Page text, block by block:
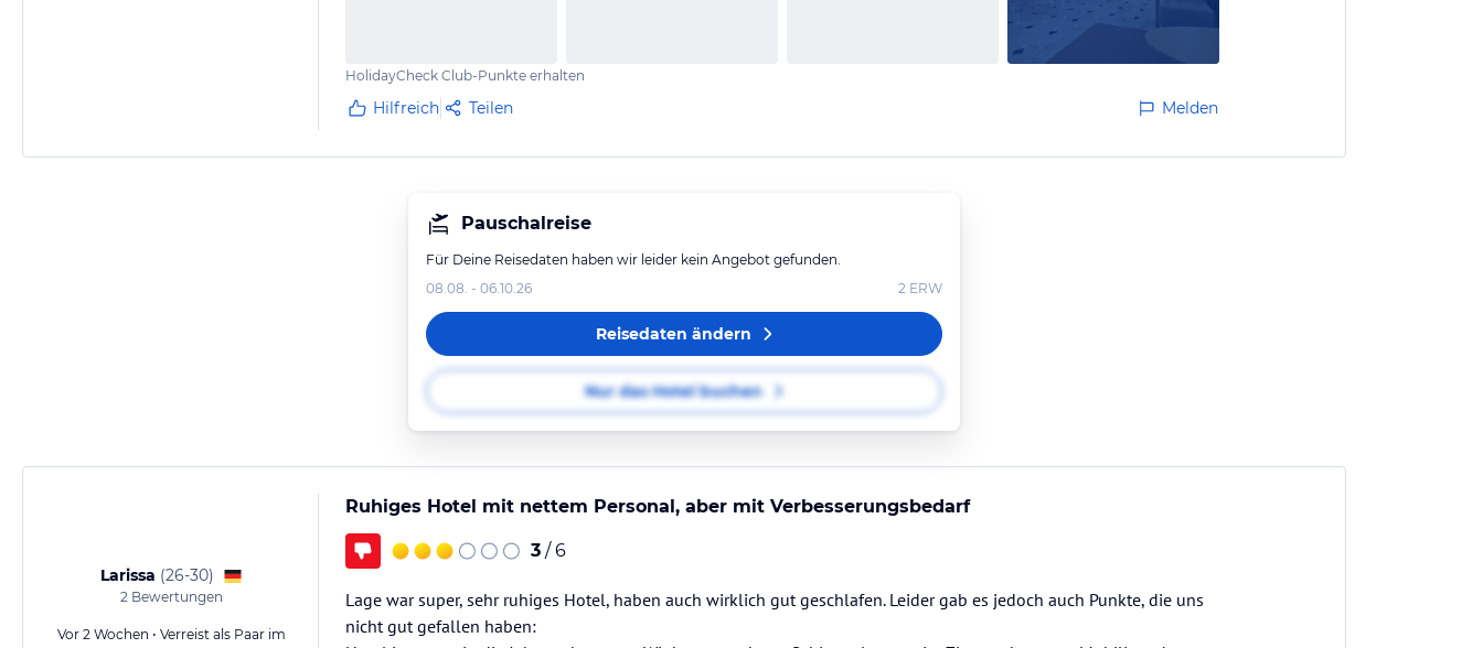
HolidayCheck Club-Punkte erhalten
Hilfreich Teilen Melden
Pauschalreise
Für Deine Reisedaten haben wir leider kein Angebot gefunden.
08.08. - 06.10.26
2 ERW
Reisedaten ändern
Nur das Hotel buchen
Larissa (26-30)
2Bewertungen
Vor 2 Wochen • Verreist als Paar im
Ruhiges Hotel mit nettem Personal, aber mit Verbesserungsbedarf
3 / 6
Lage war super, sehr ruhiges Hotel, haben auch wirklich gut geschlafen. Leider gab es jedoch auch Punkte, die uns
nicht gut gefallen haben: